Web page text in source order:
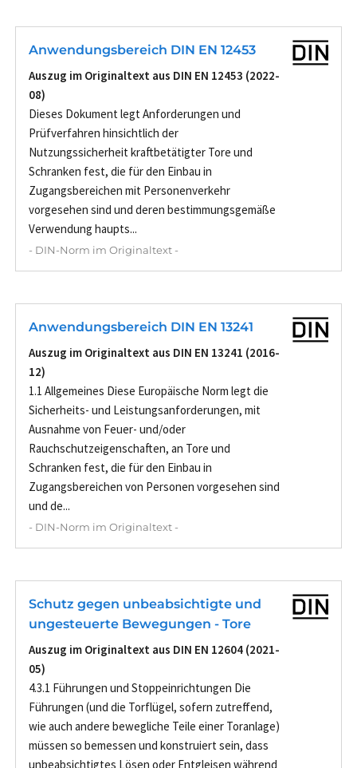
Anwendungsbereich DIN EN 12453
Auszug im Originaltext aus DIN EN 12453 (2022-
08)
Dieses Dokument legt Anforderungen und
Prüfverfahren hinsichtlich der
Nutzungssicherheit kraftbetätigter Tore und
Schranken fest, die für den Einbau in
Zugangsbereichen mit Personenverkehr
vorgesehen sind und deren bestimmungsgemäße
Verwendung haupts...
- DIN-Norm im Originaltext -
Anwendungsbereich DIN EN 13241
Auszug im Originaltext aus DIN EN 13241 (2016-
12)
1.1 Allgemeines Diese Europäische Norm legt die
Sicherheits- und Leistungsanforderungen, mit
Ausnahme von Feuer- und/oder
Rauchschutzeigenschaften, an Tore und
Schranken fest, die für den Einbau in
Zugangsbereichen von Personen vorgesehen sind
und de...
- DIN-Norm im Originaltext -
Schutz gegen unbeabsichtigte und
ungesteuerte Bewegungen - Tore
Auszug im Originaltext aus DIN EN 12604 (2021-
05)
4.3.1 Führungen und Stoppeinrichtungen Die
Führungen (und die Torflügel, sofern zutreffend,
wie auch andere bewegliche Teile einer Toranlage)
müssen so bemessen und konstruiert sein, dass
unbeabsichtigtes Lösen oder Entgleisen während